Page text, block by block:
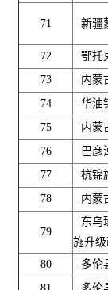
71 新疆
72
鄂托
73
内蒙
74
华油
75
内蒙
76
巴彦
77
杭锦
78
内蒙
79
东乌
施升级
80
多伦